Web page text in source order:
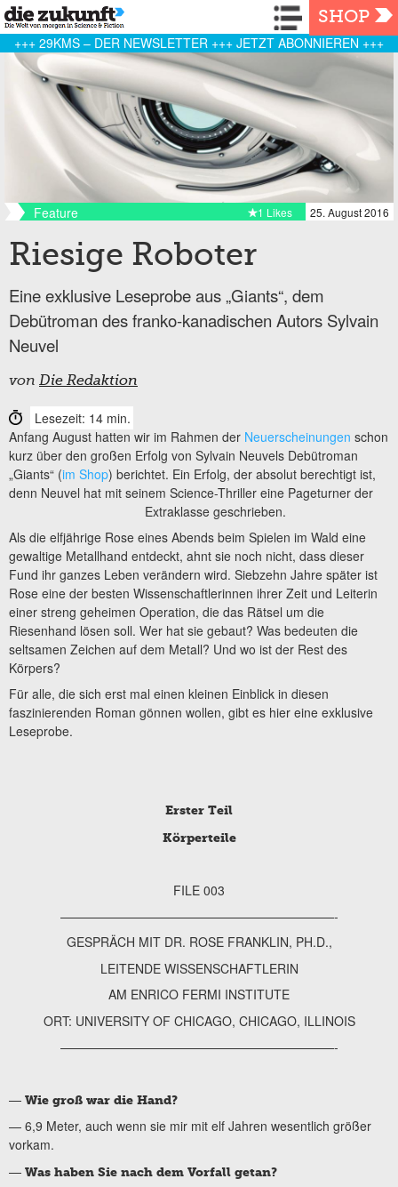
Navigation
SHOP
+++ 29KMS – DER NEWSLETTER +++ JETZT ABONNIEREN +++
Feature 25. August 2016
1 Likes
Riesige Roboter
Eine exklusive Leseprobe aus „Giants“, dem
Debütroman des franko-kanadischen Autors Sylvain
Neuvel
von Die Redaktion
Lesezeit: 14 min.
Anfang August hatten wir im Rahmen der Neuerscheinungen schon
kurz über den großen Erfolg von Sylvain Neuvels Debütroman
„Giants“ (im Shop) berichtet. Ein Erfolg, der absolut berechtigt ist,
denn Neuvel hat mit seinem Science-Thriller eine Pageturner der
Extraklasse geschrieben.
Als die elfjährige Rose eines Abends beim Spielen im Wald eine
gewaltige Metallhand entdeckt, ahnt sie noch nicht, dass dieser
Fund ihr ganzes Leben verändern wird. Siebzehn Jahre später ist
Rose eine der besten Wissenschaftlerinnen ihrer Zeit und Leiterin
einer streng geheimen Operation, die das Rätsel um die
Riesenhand lösen soll. Wer hat sie gebaut? Was bedeuten die
seltsamen Zeichen auf dem Metall? Und wo ist der Rest des
Körpers?
Für alle, die sich erst mal einen kleinen Einblick in diesen
faszinierenden Roman gönnen wollen, gibt es hier eine exklusive
Leseprobe.
Erster Teil
Körperteile
FILE 003
——————————————————————-
GESPRÄCH MIT DR. ROSE FRANKLIN, PH.D.,
LEITENDE WISSENSCHAFTLERIN
AM ENRICO FERMI INSTITUTE
ORT: UNIVERSITY OF CHICAGO, CHICAGO, ILLINOIS
——————————————————————-
— Wie groß war die Hand?
— 6,9 Meter, auch wenn sie mir mit elf Jahren wesentlich größer
vorkam.
— Was haben Sie nach dem Vorfall getan?